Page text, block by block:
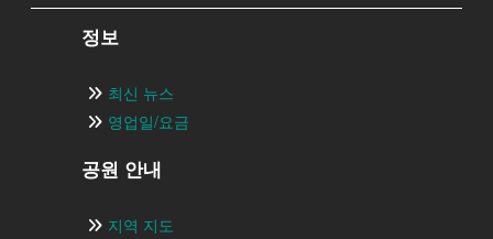
정보
최신 뉴스
영업일/요금
공원 안내
지역 지도